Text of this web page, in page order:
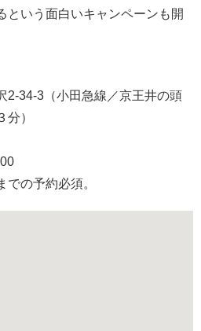
という面白いキャンペーンも開
2-34-3（小田急線／京王井の頭
）
の予約必須。